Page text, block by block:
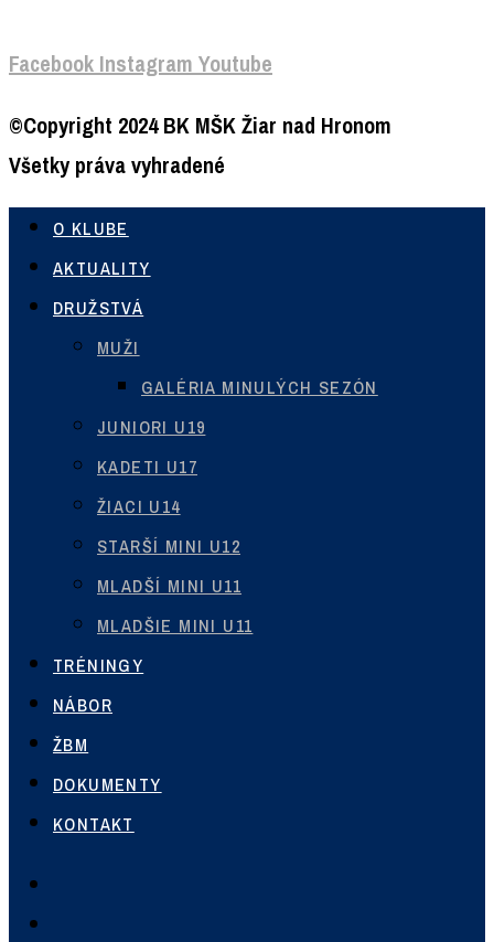
Facebook Instagram Youtube
©Copyright 2024 BK MŠK Žiar nad Hronom
Všetky práva vyhradené
O KLUBE
AKTUALITY
DRUŽSTVÁ
MUŽI
GALÉRIA MINULÝCH SEZÓN
JUNIORI U19
KADETI U17
ŽIACI U14
STARŠÍ MINI U12
MLADŠÍ MINI U11
MLADŠIE MINI U11
TRÉNINGY
NÁBOR
ŽBM
DOKUMENTY
KONTAKT